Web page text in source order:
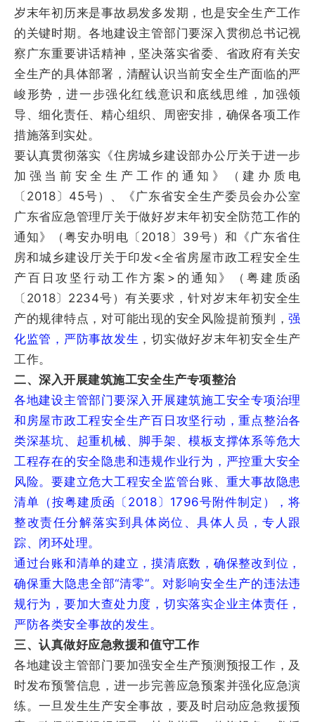
岁末年初历来是事故易发多发期，也是安全生产工作
的关键时期。各地建设主管部门要深入贯彻总书记视
察广东重要讲话精神，坚决落实省委、省政府有关安
全生产的具体部署，清醒认识当前安全生产面临的严
峻形势，进一步强化红线意识和底线思维，加强领
导、细化责任、精心组织、周密安排，确保各项工作
措施落到实处。
要认真贯彻落实《住房城乡建设部办公厅关于进一步
加强当前安全生产工作的通知》（建办质电
〔2018〕45号）、《广东省安全生产委员会办公室
广东省应急管理厅关于做好岁末年初安全防范工作的
通知》（粤安办明电〔2018〕39号）和《广东省住
房和城乡建设厅关于印发<全省房屋市政工程安全生
产百日攻坚行动工作方案>的通知》（粤建质函
〔2018〕2234号）有关要求，针对岁末年初安全生
产的规律特点，对可能出现的安全风险提前预判，强
化监管，严防事故发生 ，切实做好岁末年初安全生产
工作。
二、深入开展建筑施工安全生产专项整治
各地建设主管部门要深入开展建筑施工安全专项治理
和房屋市政工程安全生产百日攻坚行动，重点整治各
类深基坑、起重机械、脚手架、模板支撑体系等危大
工程存在的安全隐患和违规作业行为，严控重大安全
风险。要建立危大工程安全监管台账、重大事故隐患
清单（按粤建质函〔2018〕1796号附件制定），将
整改责任分解落实到具体岗位、具体人员，专人跟
踪、闭环处理。
通过台账和清单的建立，摸清底数，确保整改到位，
确保重大隐患全部“清零”。对影响安全生产的违法违
规行为，要加大查处力度，切实落实企业主体责任，
严防各类安全事故的发生。
三、认真做好应急救援和值守工作
各地建设主管部门要加强安全生产预测预报工作，及
时发布预警信息，进一步完善应急预案并强化应急演
练。一旦发生生产安全事故，要及时启动应急救援预